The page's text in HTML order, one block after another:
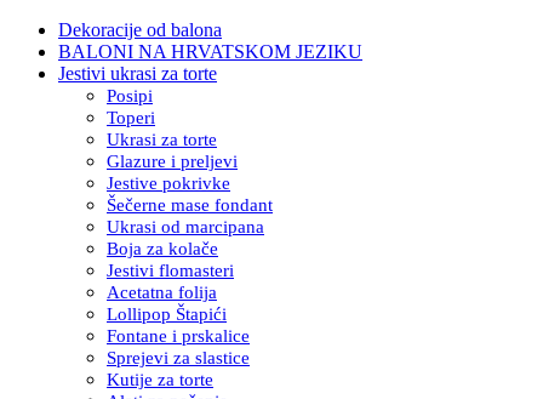
Dekoracije od balona
BALONI NA HRVATSKOM JEZIKU
Jestivi ukrasi za torte
Posipi
Toperi
Ukrasi za torte
Glazure i preljevi
Jestive pokrivke
Šečerne mase fondant
Ukrasi od marcipana
Boja za kolače
Jestivi flomasteri
Acetatna folija
Lollipop Štapići
Fontane i prskalice
Sprejevi za slastice
Kutije za torte